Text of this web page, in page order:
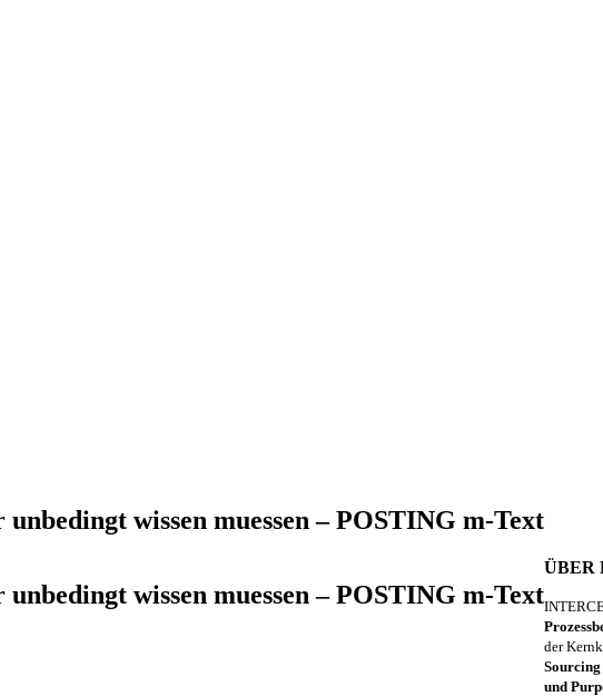
wissen muessen – POSTING m-Text
wissen muessen – POSTING m-Text
ÜBER
der
Sourcing
und